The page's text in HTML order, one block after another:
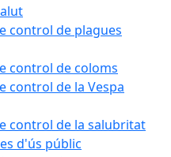
control de plagues
control de coloms
control de la Vespa
control de la salubritat
d'ús públic